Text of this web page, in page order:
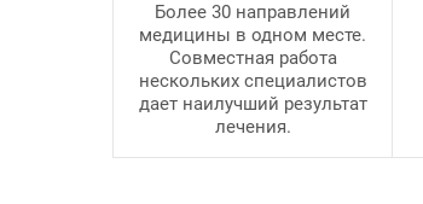
Более 30 направлений
медицины в одном месте.
Совместная работа
нескольких специалистов
дает наилучший результат
лечения.